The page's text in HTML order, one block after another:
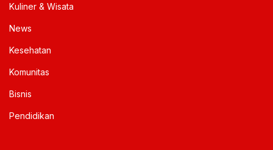
Kuliner & Wisata
News
Kesehatan
Komunitas
Bisnis
Pendidikan